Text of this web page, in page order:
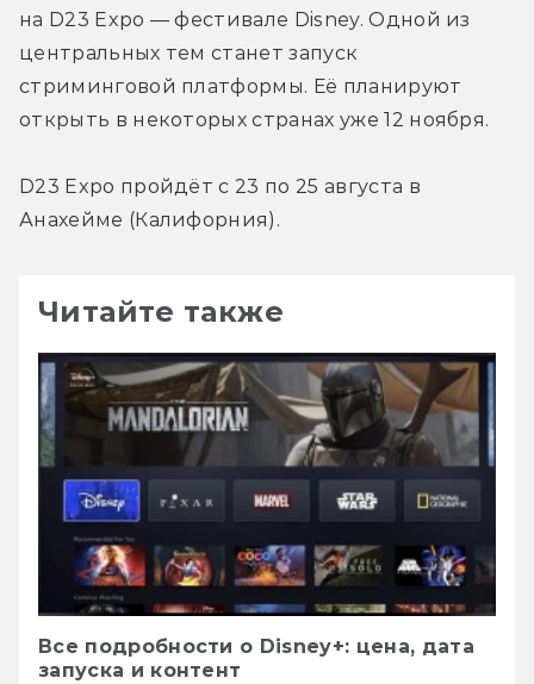
на D23 Expo — фестивале Disney. Одной из
центральных тем станет запуск
стриминговой платформы. Её планируют
открыть в некоторых странах уже 12 ноября.
D23 Expo пройдёт с 23 по 25 августа в
Анахейме (Калифорния).
Читайте также
Все подробности о Disney+: цена, дата
запуска и контент